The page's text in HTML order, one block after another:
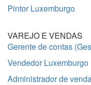
Pintor Luxemburgo
VAREJO E VENDAS
Gerente de contas
Vendedor Luxemburgo
Administrador de